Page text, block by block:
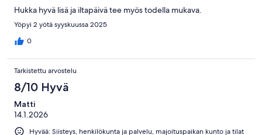
Hukka hyvä lisä ja iltapäivä tee myös todella mukava.
Yöpyi 2 yötä syyskuussa 2025
0
Tarkistettu arvostelu
8/10 Hyvä
Matti
14.1.2026
Hyvää: Siisteys, henkilökunta ja palvelu, majoituspaikan kunto ja tilat